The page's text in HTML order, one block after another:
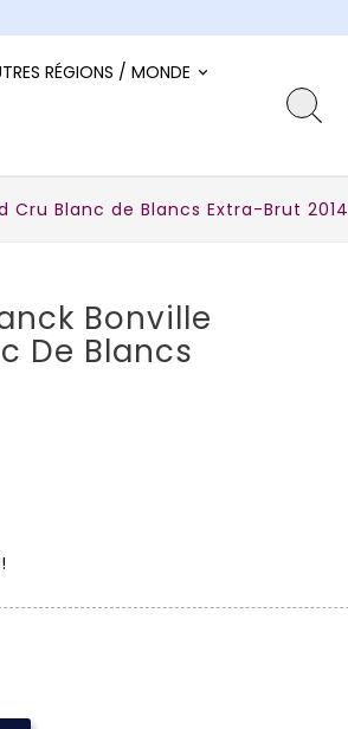
RÉGIONS / MONDE
Cru Blanc de Blancs Extra-Brut 2014
Bonville
De Blancs